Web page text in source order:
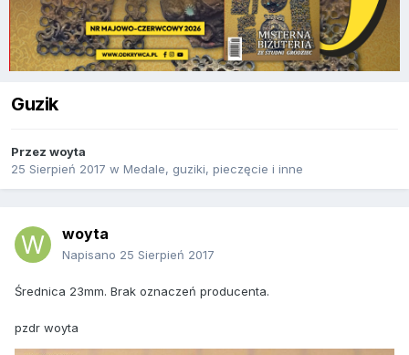
Guzik
Przez woyta
25 Sierpień 2017 w Medale, guziki, pieczęcie i inne
woyta
Napisano 25 Sierpień 2017
Średnica 23mm. Brak oznaczeń producenta.
pzdr woyta